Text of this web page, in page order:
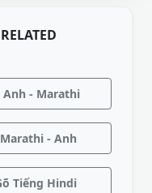
- Marathi
- Anh
Tiếng Hindi